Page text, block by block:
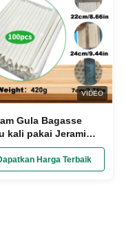
VIDEO
Gula Bagasse
kali pakai Jerami
Panjang Kompos
Biodegradable
Harga Terbaik